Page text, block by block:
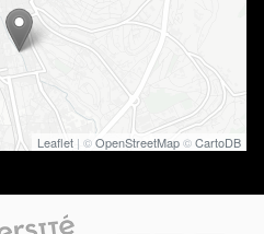
Leaflet | ©OpenStreetMap©CartoDB